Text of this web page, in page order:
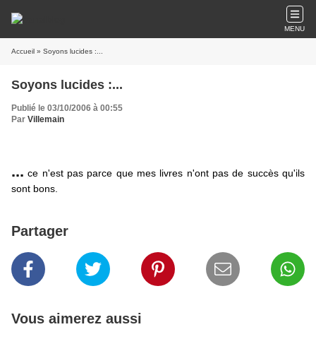
MENU
Accueil » Soyons lucides :...
Soyons lucides :...
Publié le 03/10/2006 à 00:55
Par Villemain
... ce n'est pas parce que mes livres n'ont pas de succès qu'ils
sont bons.
Partager
Vous aimerez aussi